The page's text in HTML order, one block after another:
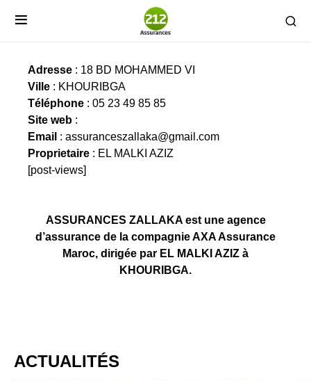
ASSURANCES ZALLAKA
Adresse : 18 BD MOHAMMED VI
Ville : KHOURIBGA
Téléphone : 05 23 49 85 85
Site web :
Email : assuranceszallaka@gmail.com
Proprietaire : EL MALKI AZIZ
[post-views]
ASSURANCES ZALLAKA est une agence
d’assurance de la compagnie AXA Assurance
Maroc, dirigée par EL MALKI AZIZ à
KHOURIBGA.
ACTUALITÉS